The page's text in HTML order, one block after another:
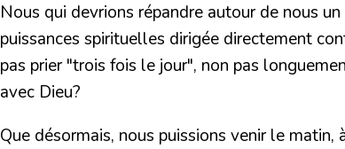
Nous qui devrions répandre autour de nous
puissances spirituelles dirigée directement
pas prier"trois fois le jour", non pas
avec Dieu?
Que désormais, nous puissions venir le